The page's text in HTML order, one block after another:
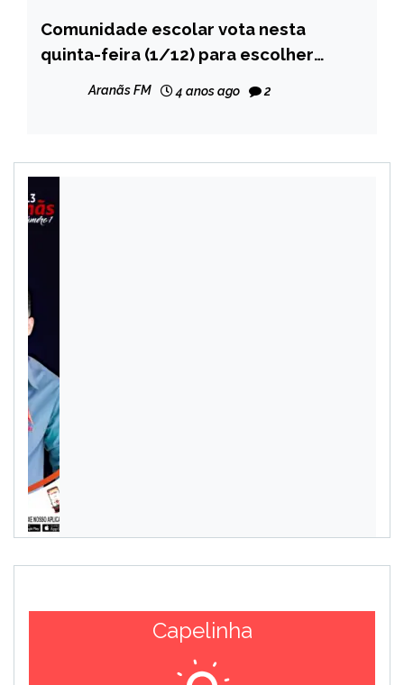
CAPELINHA
MINAS
Comunidade escolar vota nesta
quinta-feira (1/12) para escolher
Aranãs FM 4 anos ago 2
Capelinha